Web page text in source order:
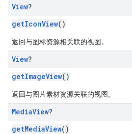
View?
getIconView()
返回与图标资源相关联的视图。
View?
getImageView()
返回与图片素材资源关联的视图。
MediaView?
getMediaView()